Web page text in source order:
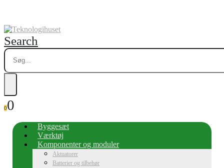
Search
00
Byggesæt
Værktøj
Komponenter og moduler
Aktuatorer
Batterier og tilbehør